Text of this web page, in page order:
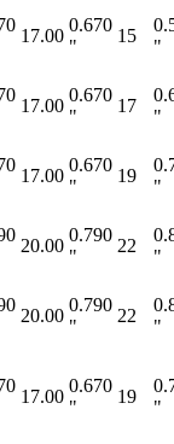
17.00
0.670
"
15
"
17.00
0.670
"
17
"
17.00
0.670
"
19
"
20.00
0.790
"
22
"
20.00
0.790
"
22
"
17.00
0.670
"
19
"